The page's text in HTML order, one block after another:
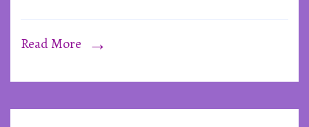
Read More